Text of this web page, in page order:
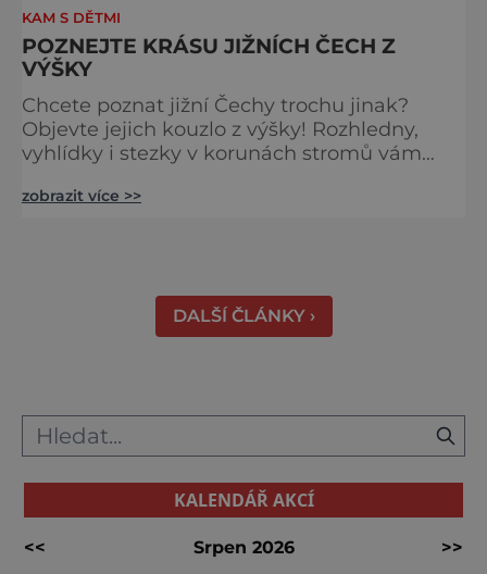
KAM S DĚTMI
POZNEJTE KRÁSU JIŽNÍCH ČECH Z
VÝŠKY
Chcete poznat jižní Čechy trochu jinak?
Objevte jejich kouzlo z výšky! Rozhledny,
vyhlídky i stezky v korunách stromů vám
města i Alpy v dálce. Ptačí pozorovatelna
zobrazit více >>
DALŠÍ ČLÁNKY ›
KALENDÁŘ AKCÍ
<< Srpen 2026
>>